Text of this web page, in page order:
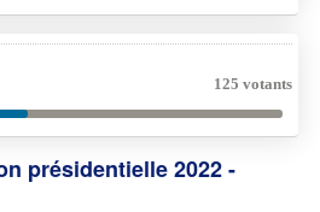
125 votants
présidentielle 2022 -